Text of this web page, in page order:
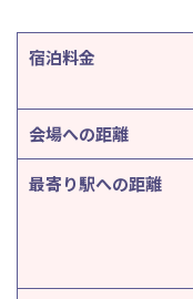
宿泊料金
会場への距離
最寄り駅への距離